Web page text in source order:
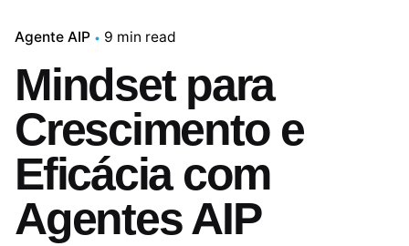
Agente AIP 9 min read
Mindset para
Crescimento e
Eficácia com
Agentes AIP